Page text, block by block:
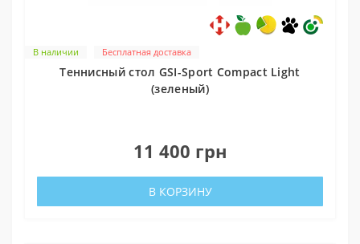
В наличии Бесплатная доставка
Теннисный стол GSI-Sport Compact Light
(зеленый)
11 400 грн
В КОРЗИНУ